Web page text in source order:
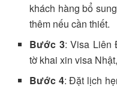
khách hàng bổ
thêm nếu cần thiết.
Bước 3: Visa Liên
tờ khai xin visa
Bước 4: Đặt lịch